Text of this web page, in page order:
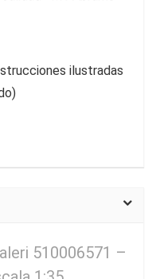
ilustradas
510006571 –